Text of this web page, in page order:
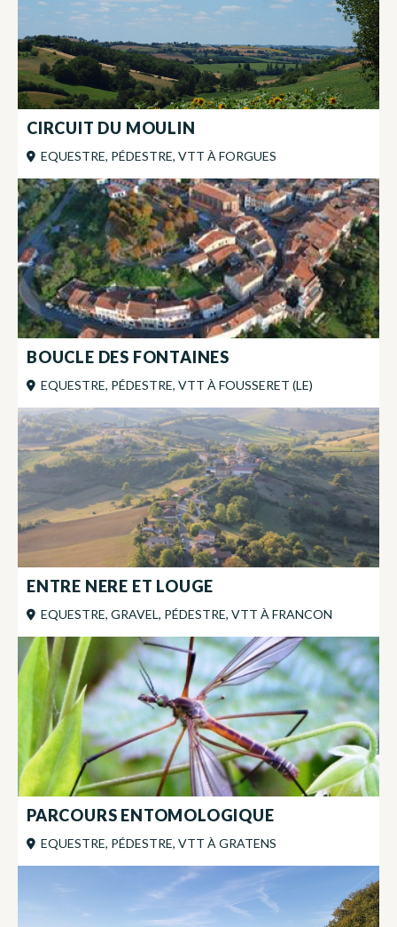
CIRCUIT DU MOULIN
EQUESTRE, PÉDESTRE, VTT À FORGUES
BOUCLE DES FONTAINES
EQUESTRE, PÉDESTRE, VTT À FOUSSERET (LE)
ENTRE NERE ET LOUGE
EQUESTRE, GRAVEL, PÉDESTRE, VTT À FRANCON
PARCOURS ENTOMOLOGIQUE
EQUESTRE, PÉDESTRE, VTT À GRATENS